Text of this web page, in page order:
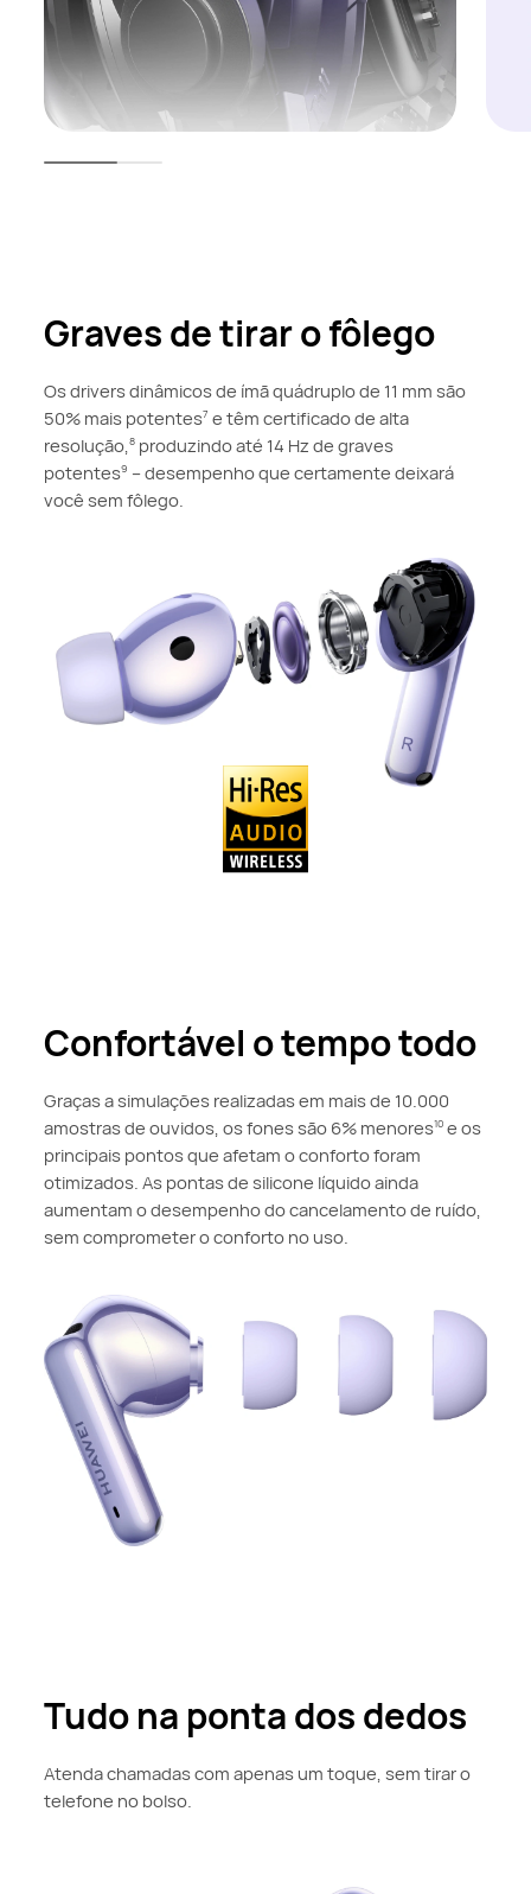
Graves de tirar o fôlego
Os drivers dinâmicos de ímã quádruplo de 11 mm são
50% mais potentes7 e têm certificado de alta
resolução,8 produzindo até 14 Hz de graves
potentes9 – desempenhoque certamente deixará
você sem fôlego.
Confortável o tempo todo
Graças a simulações realizadas em mais de 10.000
amostras de ouvidos, os fones são 6% menores10 e os
principais pontos que afetam o conforto foram
otimizados. As pontas de silicone líquido ainda
aumentam o desempenho do cancelamento de ruído,
sem comprometer o conforto no uso.
Tudo na ponta dos dedos
Atenda chamadas com apenas um toque, sem tirar o
telefone no bolso.